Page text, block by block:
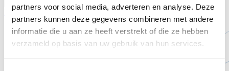
partners voor social media, adverteren en analyse. Deze
partners kunnen deze gegevens combineren met andere
informatie die u aan ze heeft verstrekt of die ze hebben
verzameld op basis van uw gebruik van hun services.
Home Teamco